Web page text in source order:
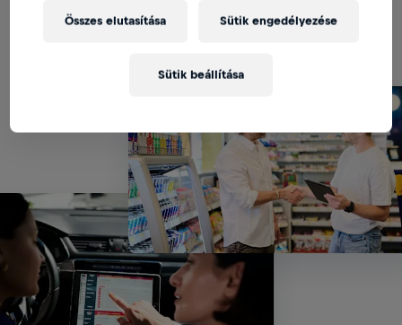
KAPCSOLATMENEDZSMENT:
Összes elutasítása Sütik engedélyezése
Sütik beállítása